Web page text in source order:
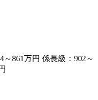
861万円 係長級：902～